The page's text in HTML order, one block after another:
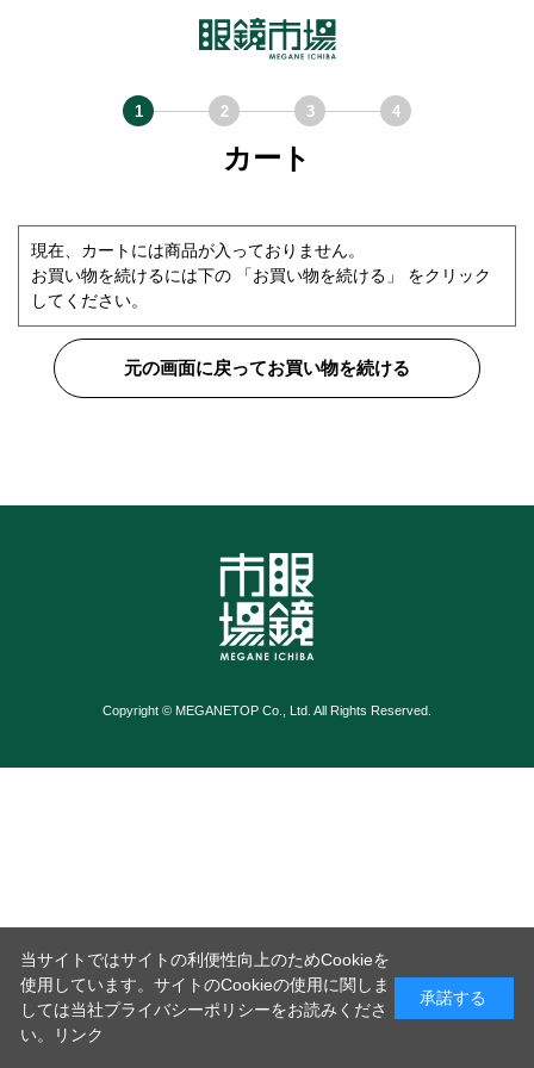
カート
現在、カートには商品が入っておりません。
お買い物を続けるには下の 「お買い物を続ける」 をクリック
してください。
元の画面に戻ってお買い物を続ける
Copyright © MEGANETOP Co., Ltd. All Rights Reserved.
当サイトではサイトの利便性向上のためCookieを
使用しています。サイトのCookieの使用に関しま
しては当社プライバシーポリシーをお読みくださ
い。
リンク
承諾する